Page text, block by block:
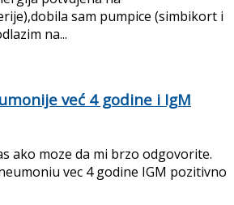
sam pumpice (simbikort i
na...
već 4 godine i IgM
ako moze da mi brzo odgovorite.
vec 4 godine IGM pozitivno